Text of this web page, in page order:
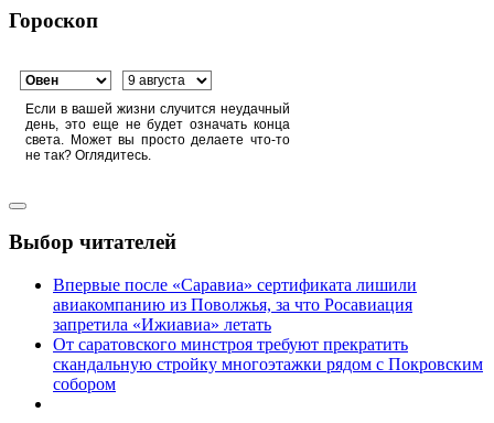
Гороскоп
Если в вашей жизни случится неудачный
день, это еще не будет означать конца
света. Может вы просто делаете что-то
не так? Оглядитесь.
Выбор читателей
Впервые после «Саравиа» сертификата лишили
авиакомпанию из Поволжья, за что Росавиация
запретила «Ижиавиа» летать
От саратовского минстроя требуют прекратить
скандальную стройку многоэтажки рядом с Покровским
собором